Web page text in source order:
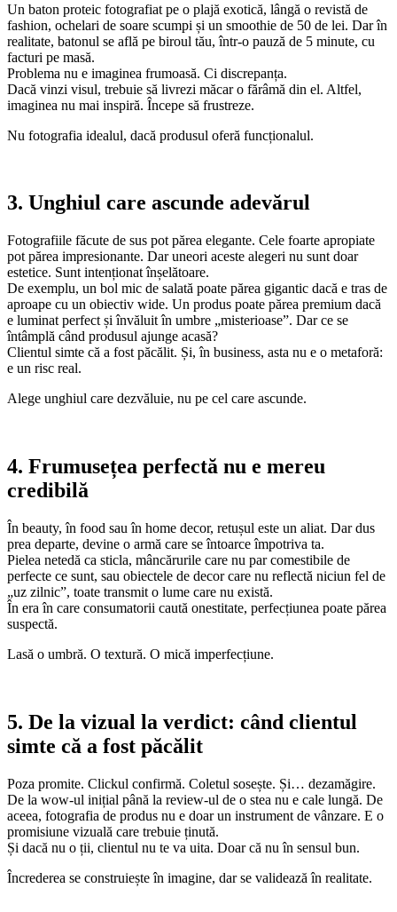
Un baton proteic fotografiat pe o plajă exotică, lângă o revistă de
fashion, ochelari de soare scumpi și un smoothie de 50 de lei. Dar în
realitate, batonul se află pe biroul tău, într-o pauză de 5 minute, cu
facturi pe masă.
Problema nu e imaginea frumoasă. Ci discrepanța.
Dacă vinzi visul, trebuie să livrezi măcar o fărâmă din el. Altfel,
imaginea nu mai inspiră. Începe să frustreze.
Nu fotografia idealul, dacă produsul oferă funcționalul.
3. Unghiul care ascunde adevărul
Fotografiile făcute de sus pot părea elegante. Cele foarte apropiate
pot părea impresionante. Dar uneori aceste alegeri nu sunt doar
estetice. Sunt intenționat înșelătoare.
De exemplu, un bol mic de salată poate părea gigantic dacă e tras de
aproape cu un obiectiv wide. Un produs poate părea premium dacă
e luminat perfect și învăluit în umbre „misterioase”. Dar ce se
întâmplă când produsul ajunge acasă?
Clientul simte că a fost păcălit. Și, în business, asta nu e o metaforă:
e un risc real.
Alege unghiul care dezvăluie, nu pe cel care ascunde.
4. Frumusețea perfectă nu e mereu
credibilă
În beauty, în food sau în home decor, retușul este un aliat. Dar dus
prea departe, devine o armă care se întoarce împotriva ta.
Pielea netedă ca sticla, mâncărurile care nu par comestibile de
perfecte ce sunt, sau obiectele de decor care nu reflectă niciun fel de
„uz zilnic”, toate transmit o lume care nu există.
În era în care consumatorii caută onestitate, perfecțiunea poate părea
suspectă.
Lasă o umbră. O textură. O mică imperfecțiune.
5. De la vizual la verdict: când clientul
simte că a fost păcălit
Poza promite. Clickul confirmă. Coletul sosește. Și… dezamăgire.
De la wow-ul inițial până la review-ul de o stea nu e cale lungă. De
aceea, fotografia de produs nu e doar un instrument de vânzare. E o
promisiune vizuală care trebuie ținută.
Și dacă nu o ții, clientul nu te va uita. Doar că nu în sensul bun.
Încrederea se construiește în imagine, dar se validează în realitate.